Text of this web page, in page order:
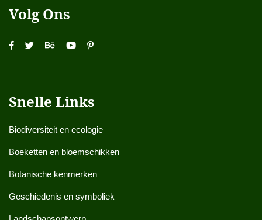
Volg Ons
Snelle Links
Biodiversiteit en ecologie
Boeketten en bloemschikken
Botanische kenmerken
Geschiedenis en symboliek